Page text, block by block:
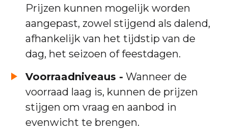
Prijzen kunnen mogelijk worden
aangepast, zowel stijgend als dalend,
afhankelijk van het tijdstip van de
dag, het seizoen of feestdagen.
Voorraadniveaus - Wanneer de
voorraad laag is, kunnen de prijzen
stijgen om vraag en aanbod in
evenwicht te brengen.